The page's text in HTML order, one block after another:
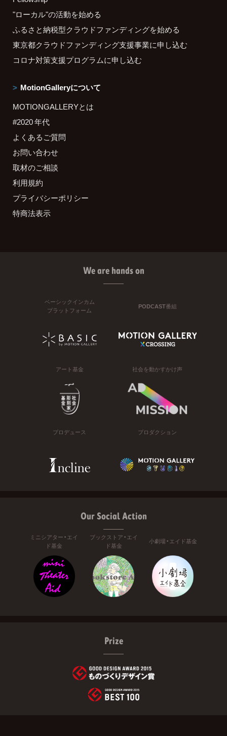
"ローカル"の活動を始める
ふるさと納税型クラウドファンディングを始める
東京都クラウドファンディング支援事業に申し込む
コロナ対策支援プログラムに申し込む
MotionGalleryについて
MOTIONGALLERYとは
#2020 年代
よくあるご質問
お問い合わせ
取材のご相談
利用規約
プライバシーポリシー
特商法表示
We are hands on
ベーシックインカム
プラットフォーム
PODCAST番組
アート基金 社会を動かすかけ声
プロデュース プロダクション
Our Social Action
ミニシアター・エイ
ド基金
ブックストア・エイ
ド基金
小劇場・エイド基金
Prize